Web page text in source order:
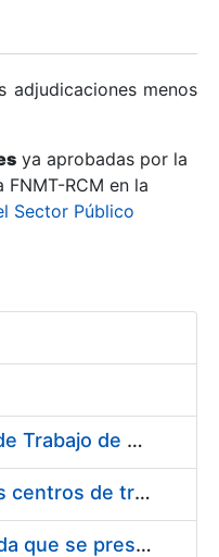
adjudicaciones menos
ya aprobadas por la
RCM en la
Sector Público
Suministro de Protectores Auditivos a medida para las personas trabajadoras de los Centros de Trabajo de Madrid y Burgos
Suministro de gafas graduadas antiproyecciones para los trabajadores de la FNMT-RCM en los centros de trabajo de Madrid y Burgos
Servicios de una empresa externa para el asesoramiento y resolución de los recursos de alzada que se presentan relacionados con procesos de selección para la FNMT-RCM